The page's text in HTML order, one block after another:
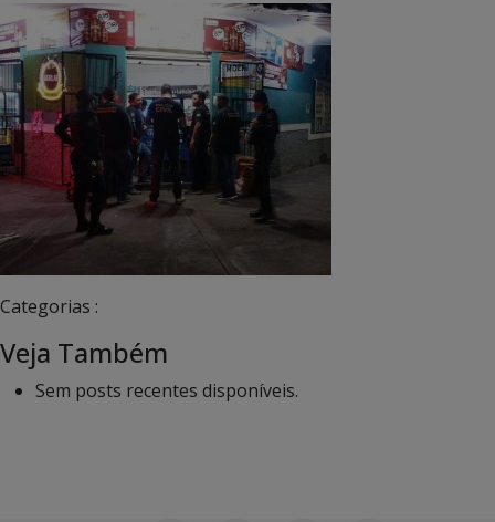
Categorias :
Veja Também
Sem posts recentes disponíveis.